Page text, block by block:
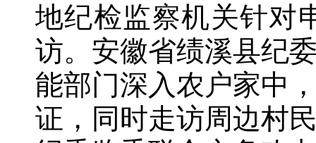
地纪检监察机关针对
访。安徽省绩溪县纪
能部门深入农户家中
证，同时走访周边村